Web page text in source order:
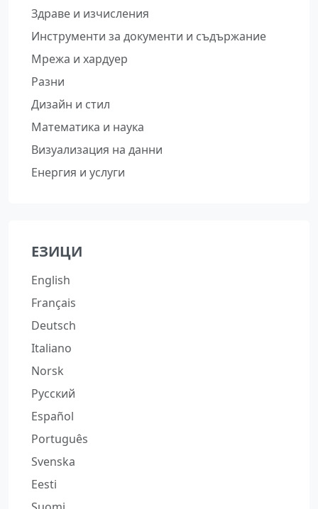
Здраве и изчисления
Инструменти за документи и съдържание
Мрежа и хардуер
Разни
Дизайн и стил
Математика и наука
Визуализация на данни
Енергия и услуги
ЕЗИЦИ
English
Français
Deutsch
Italiano
Norsk
Русский
Español
Português
Svenska
Eesti